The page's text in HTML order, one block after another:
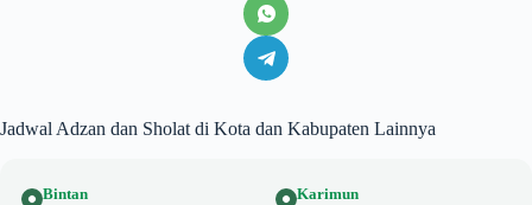
Jadwal Adzan dan Sholat di Kota dan Kabupaten Lainnya
Bintan Karimun